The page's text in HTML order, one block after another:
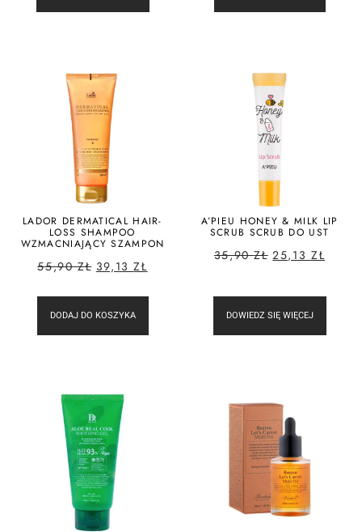
LADOR DERMATICAL HAIR-
LOSS SHAMPOO
WZMACNIAJĄCY SZAMPON
55,90ZŁ 39,13ZŁ
DODAJ DO KOSZYKA
A’PIEU HONEY & MILK LIP
SCRUB SCRUB DO UST
35,90ZŁ 25,13 ZŁ
DOWIEDZ SIĘ WIĘCEJ